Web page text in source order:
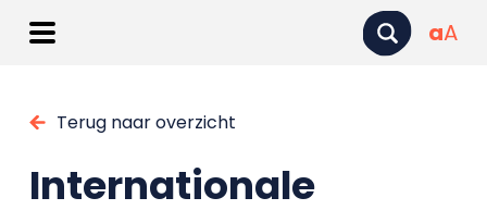
aA
Terug naar overzicht
Internationale